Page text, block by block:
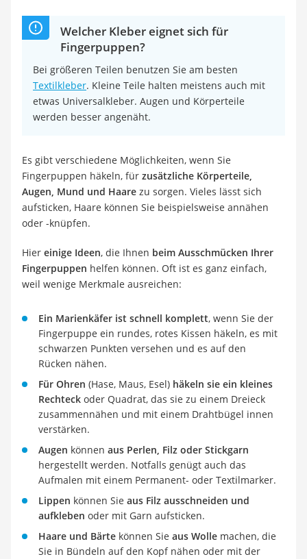
Welcher Kleber eignet sich für
Fingerpuppen?
Bei größeren Teilen benutzen Sie am besten
Textilkleber. Kleine Teile halten meistens auch mit
etwas Universalkleber. Augen und Körperteile
werden besser angenäht.
Es gibt verschiedene Möglichkeiten, wenn Sie
Fingerpuppen häkeln, für zusätzliche Körperteile,
Augen, Mund und Haare zu sorgen. Vieles lässt sich
aufsticken, Haare können Sie beispielsweise annähen
oder -knüpfen.
Hier einige Ideen, die Ihnen beim Ausschmücken Ihrer
Fingerpuppen helfen können. Oft ist es ganz einfach,
weil wenige Merkmale ausreichen:
Ein Marienkäfer ist schnell komplett, wenn Sie der
Fingerpuppe ein rundes, rotes Kissen häkeln, es mit
schwarzen Punkten versehen und es auf den
Rücken nähen.
Für Ohren (Hase, Maus, Esel) häkeln sie ein kleines
Rechteck oder Quadrat, das sie zu einem Dreieck
zusammennähen und mit einem Drahtbügel innen
verstärken.
Augen können aus Perlen, Filz oder Stickgarn
hergestellt werden. Notfalls genügt auch das
Aufmalen mit einem Permanent- oder Textilmarker.
Lippen können Sie aus Filz ausschneiden und
aufkleben oder mit Garn aufsticken.
Haare und Bärte können Sie aus Wolle machen, die
Sie in Bündeln auf den Kopf nähen oder mit der